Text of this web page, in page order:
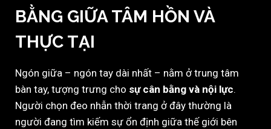
BẰNG GIỮA TÂM HỒN VÀ
THỰC TẠI
Ngón giữa – ngón tay dài nhất – nằm ở trung tâm
bàn tay, tượng trưng cho sự cân bằng và nội lực.
Người chọn đeo nhẫn thời trang ở đây thường là
người đang tìm kiếm sự ổn định giữa thế giới bên